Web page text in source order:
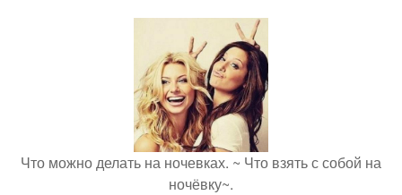
Что можно делать на ночевках. ~ Что взять с собой на
ночёвку~.